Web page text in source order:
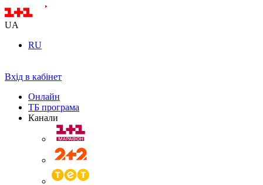
UA
RU
Вхід в кабінет
Онлайн
ТБ програма
Канали